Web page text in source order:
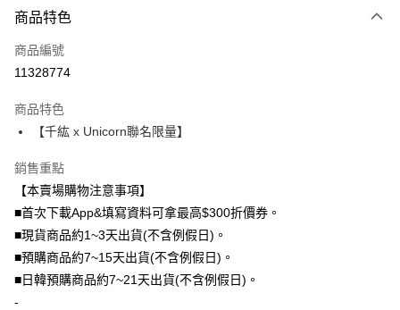
信用卡一次付款
信用卡分期付款
合作金庫商業銀行
華南商業銀行
國泰世華商業銀行
臺灣中小企業銀行
匯豐（台灣）商業銀行
華泰商業銀行
聯邦商業銀行
遠東國際商業銀行
元大商業銀行
星展（台灣）商業銀行
台新國際商業銀行
中國信託商業銀行
6 期 0 利率 每期
華南商業銀行
上海商業儲蓄銀行
國泰世華商業銀行
臺灣中小企業銀行
台中商業銀行
匯豐（台灣）商業銀行
華泰商業銀行
聯邦商業銀行
遠東國際商業銀行
元大商業銀行
永豐商業銀行
12 期 0 利率 每期 NT$57
合作金庫商業銀行
華南商業銀行
上海商業儲蓄銀行
台北富邦商業銀行
國泰世華商業銀行
臺灣中小企業銀行
匯豐（台灣）商業銀行
華泰商業銀行
聯邦商業銀行
遠東國際商業銀行
24 期 0 利率 每期
合作金庫商業銀行
華南商業銀行
彰化商業銀行
上海商業儲蓄銀行
台北富邦商業銀行
兆豐國際商業銀行
臺灣中小企業銀行
台中商業銀行
匯豐（台灣）商業銀行
華泰商業銀行
聯邦商業銀行
超商取貨付款
LINE Pay
Apple Pay
街口支付
商品特色
商品編號
11328774
商品特色
【千紘 x Unicorn聯名限量】
銷售重點
【本賣場購物注意事項】
■首次下載App&填寫資料可拿最高$300折價券。
■現貨商品約1~3天出貨(不含例假日)。
■預購商品約7~15天出貨(不含例假日)。
■日韓預購商品約7~21天出貨(不含例假日)。
-